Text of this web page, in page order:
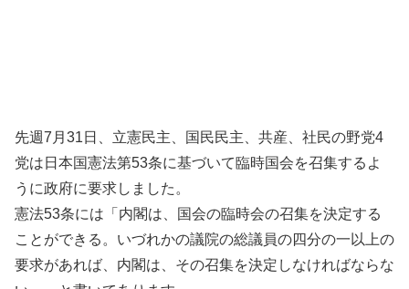
先週7月31日、立憲民主、国民民主、共産、社民の野党4
党は日本国憲法第53条に基づいて臨時国会を召集するよ
うに政府に要求しました。
憲法53条には「内閣は、国会の臨時会の召集を決定する
ことができる。いづれかの議院の総議員の四分の一以上の
要求があれば、内閣は、その召集を決定しなければならな